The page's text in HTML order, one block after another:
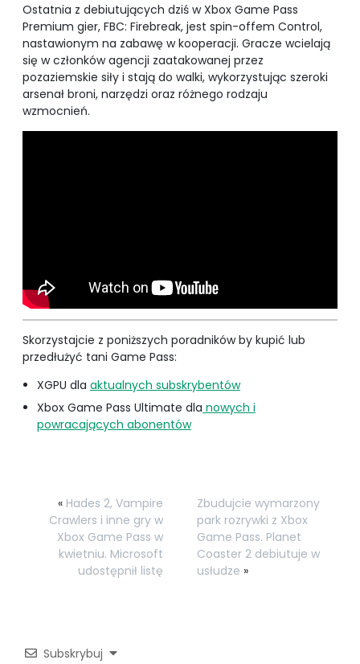
Ostatnia z debiutujących dziś w Xbox Game Pass
Premium gier, FBC: Firebreak, jest spin-offem Control,
nastawionym na zabawę w kooperacji. Gracze wcielają
się w członków agencji zaatakowanej przez
pozaziemskie siły i stają do walki, wykorzystując szeroki
arsenał broni, narzędzi oraz różnego rodzaju
wzmocnień.
Skorzystajcie z poniższych poradników by kupić lub
przedłużyć tani Game Pass:
XGPU dla aktualnych subskrybentów
Xbox Game Pass Ultimate dla nowych i
powracających abonentów
« Hades 2, Vampire
Crawlers i inne gry w
Xbox Game Pass w
kwietniu. Microsoft
udostępnił listę
Zbudujcie wymarzony
park rozrywki z Xbox
Game Pass. Planet
Coaster 2 debiutuje w
usłudze »
Subskrybuj